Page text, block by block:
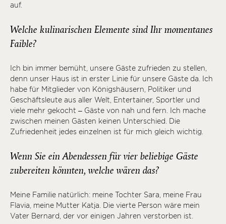
auf.
Welche kulinarischen Elemente sind Ihr momentanes
Faible?
Ich bin immer bemüht, unsere Gäste zufrieden zu stellen,
denn unser Haus ist in erster Linie für unsere Gäste da. Ich
habe für Mitglieder von Königshäusern, Politiker und
Geschäftsleute aus aller Welt, Entertainer, Sportler und
viele mehr gekocht – Gäste von nah und fern. Ich mache
zwischen meinen Gästen keinen Unterschied. Die
Zufriedenheit jedes einzelnen ist für mich gleich wichtig.
Wenn Sie ein Abendessen für vier beliebige Gäste
zubereiten könnten, welche wären das?
Meine Familie natürlich: meine Tochter Sara, meine Frau
Flavia, meine Mutter Katja. Die vierte Person wäre mein
Vater Bernard, der vor einigen Jahren verstorben ist.